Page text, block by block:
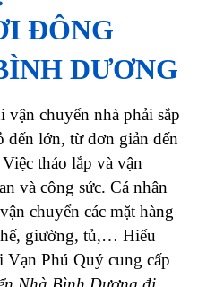
chuyển nhà phải sắp
lớn, từ đơn giản đến
tháo lắp và vận
và công sức. Cá nhân
chuyển các mặt hàng
giường, tủ,… Hiểu
Phú Quý cung cấp
Nhà Bình Dương đi
ứng tất cả các nhu cầu
biệt hơn là luôn tận tâm
thắc mắc của khách